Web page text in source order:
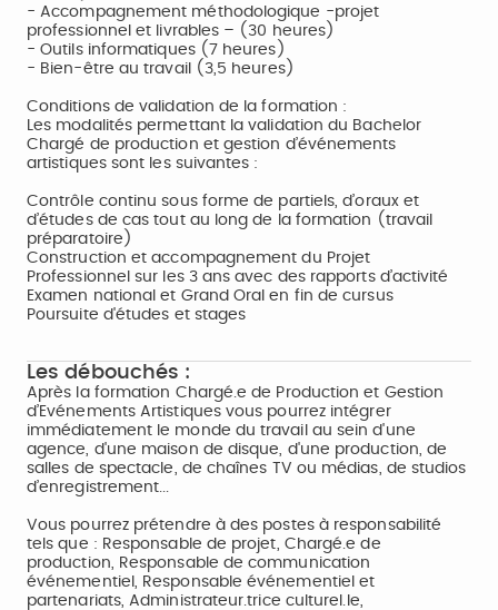
- Accompagnement méthodologique -projet
professionnel et livrables – (30 heures)
- Outils informatiques (7 heures)
- Bien-être au travail (3,5 heures)
Conditions de validation de la formation :
Les modalités permettant la validation du Bachelor
Chargé de production et gestion d’événements
artistiques sont les suivantes :
Contrôle continu sous forme de partiels, d’oraux et
d’études de cas tout au long de la formation (travail
préparatoire)
Construction et accompagnement du Projet
Professionnel sur les 3 ans avec des rapports d’activité
Examen national et Grand Oral en fin de cursus
Poursuite d'études et stages
Les débouchés :
Après la formation Chargé.e de Production et Gestion
d’Evénements Artistiques vous pourrez intégrer
immédiatement le monde du travail au sein d'une
agence, d'une maison de disque, d'une production, de
salles de spectacle, de chaînes TV ou médias, de studios
d’enregistrement...
Vous pourrez prétendre à des postes à responsabilité
tels que : Responsable de projet, Chargé.e de
production, Responsable de communication
événementiel, Responsable événementiel et
partenariats, Administrateur.trice culturel.le,